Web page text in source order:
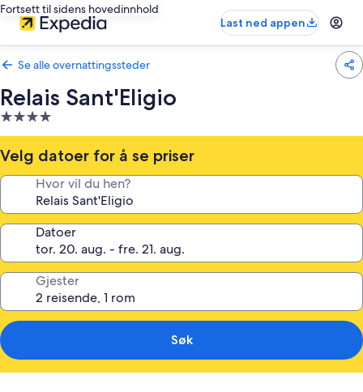
Fortsett til sidens hovedinnhold
Last ned appen
Se alle overnattingssteder
Relais Sant'Eligio
Overnattingssted
med
4.0
stjerner
Velg datoer for å se priser
Hvor vil du hen?
Datoer
Gjester
Søk